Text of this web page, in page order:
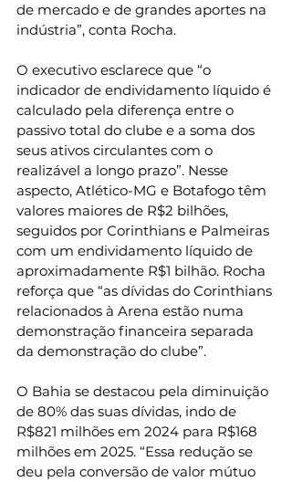
de mercado e de grandes aportes na
indústria”, conta Rocha.
O executivo esclarece que “o
indicador de endividamento líquido é
calculado pela diferença entre o
passivo total do clube e a soma dos
seus ativos circulantes com o
realizável a longo prazo”. Nesse
aspecto, Atlético-MG e Botafogo têm
valores maiores de R$2 bilhões,
seguidos por Corinthians e Palmeiras
com um endividamento líquido de
aproximadamente R$1 bilhão. Rocha
reforça que “as dívidas do Corinthians
relacionados à Arena estão numa
demonstração financeira separada
da demonstração do clube”.
O Bahia se destacou pela diminuição
de 80% das suas dívidas, indo de
R$821 milhões em 2024 para R$168
milhões em 2025. “Essa redução se
deu pela conversão de valor mútuo